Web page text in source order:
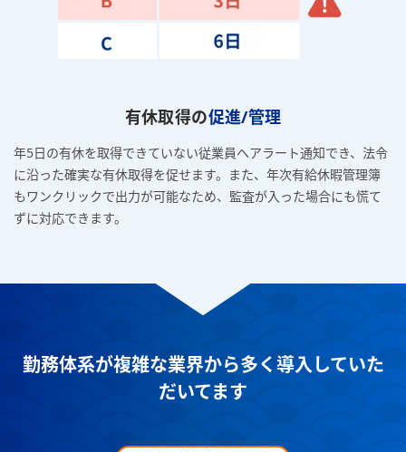
有休取得の促進/管理
年5日の有休を取得できていない従業員へアラート通知でき、法令
に沿った確実な有休取得を促せます。また、年次有給休暇管理簿
もワンクリックで出力が可能なため、監査が入った場合にも慌て
ずに対応できます。
勤務体系が複雑な業界から多く導入していた
だいてます